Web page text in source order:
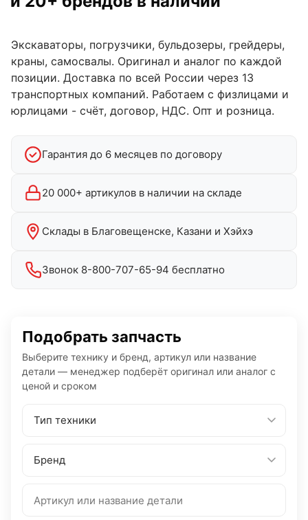
Экскаваторы, погрузчики, бульдозеры, грейдеры,
краны, самосвалы. Оригинал и аналог по каждой
позиции. Доставка по всей России через 13
транспортных компаний. Работаем с физлицами и
юрлицами - счёт, договор, НДС. Опт и розница.
Гарантия до 6 месяцев по договору
20 000+ артикулов в наличии на складе
Склады в Благовещенске, Казани и Хэйхэ
Звонок 8-800-707-65-94 бесплатно
Подобрать запчасть
Выберите технику и бренд, артикул или название
детали — менеджер подберёт оригинал или аналог с
ценой и сроком